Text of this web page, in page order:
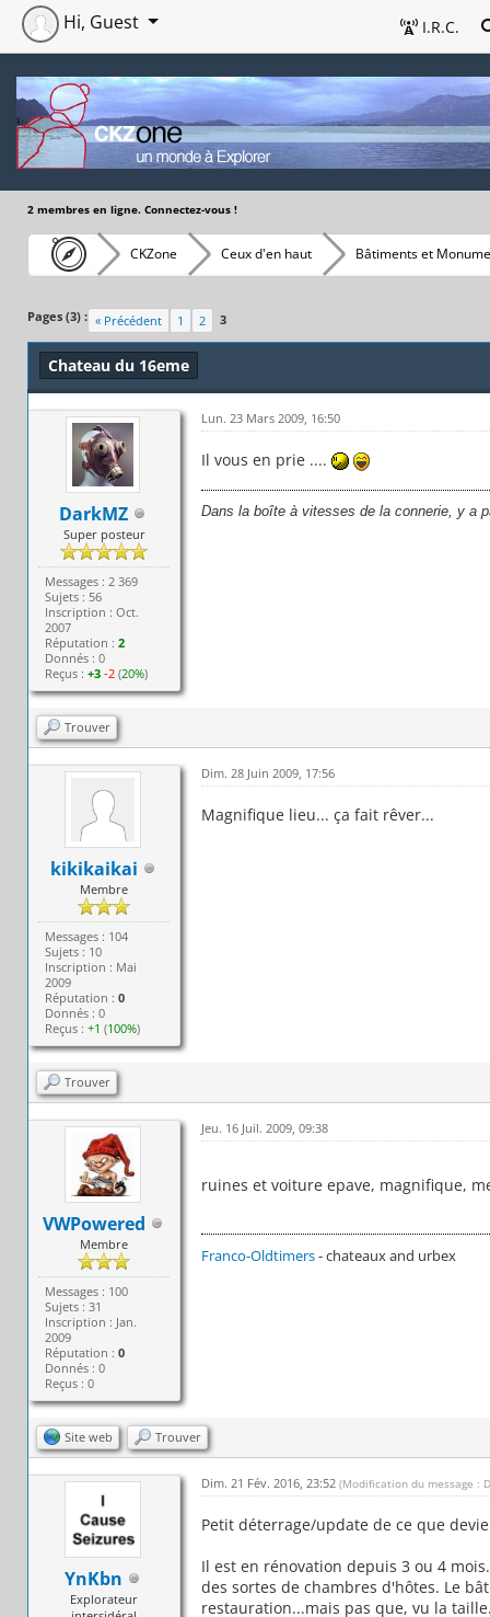
I.R.C.
Hi, Guest
2 membres en ligne. Connectez-vous !
CKZone Ceux d'en haut Bâtiments et
Pages (3) : « Précédent 1 2 3
Chateau du 16eme
DarkMZ
Super posteur
Messages : 2 369
Sujets : 56
Inscription : Oct.
2007
Réputation :2
Donnés : 0
Reçus :+3 -2 (20%)
Lun. 23 Mars 2009, 16:50
Il vous en prie ....
Dans la boîte à vitesses de la connerie, y a
Trouver
kikikaikai
Membre
Messages : 104
Sujets : 10
Inscription : Mai
2009
Réputation :0
Donnés : 0
Reçus :+1 (100%)
Dim. 28 Juin 2009, 17:56
Magnifique lieu... ça fait rêver...
Trouver
VWPowered
Membre
Messages : 100
Sujets : 31
Inscription : Jan.
2009
Réputation :0
Donnés : 0
Reçus : 0
Jeu. 16 Juil. 2009, 09:38
ruines et voiture epave, magnifique,
Franco-Oldtimers- chateaux and urbex
Site web Trouver
YnKbn
Explorateur
Dim. 21 Fév. 2016, 23:52 (Modification du message :
Petit déterrage/update de ce que
Il est en rénovation depuis 3 ou 4
des sortes de chambres d'hôtes. Le
restauration...mais pas que, vu la